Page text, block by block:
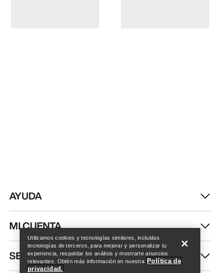
Encuentra una tienda Help
AYUDA
MI CUENTA
SEGUIR COMPRANDO
Utilizamos cookies y tecnologías similares, incluidas
tecnologías de terceros, para mejorar y personalizar tu
experiencia, respaldar los análisis y mostrarte anuncios
relevantes. Obtén más información en nuestra Política de
privacidad.